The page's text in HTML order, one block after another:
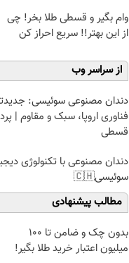
وام بگیر و قسطی طلا بخر! چی
از این بهتر!! سریع احراز کن
از سراسر وب
دندان مصنوعی سوئیسی:
فناوری اروپا، سبک و مقاوم |
قسطی
دندان مصنوعی با تکنولوژی
سوئیسی🇨🇭
مطالب پیشنهادی
بدون چک و ضامن تا 100
میلیون اعتبار خرید طلا بگیر!